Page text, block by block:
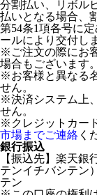
分割払い、リボル
払いとなる場合、
第54条1項各号に
ールにより交付し
※ご注文の際にお
場合もございます。
※お客様と異なる
せん。
※決済システム上
せん。
※クレジットカー
市場までご連絡 く
銀行振込
【振込先】楽天
テンイチバシテン
テン